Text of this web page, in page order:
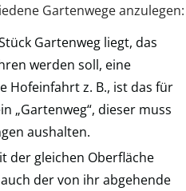
Gartenwege anzulegen:
Gartenweg liegt, das
werden soll, eine
Hofeinfahrt z. B., ist das für
„Gartenweg“, dieser muss
aushalten.
der gleichen Oberfläche
der von ihr abgehende